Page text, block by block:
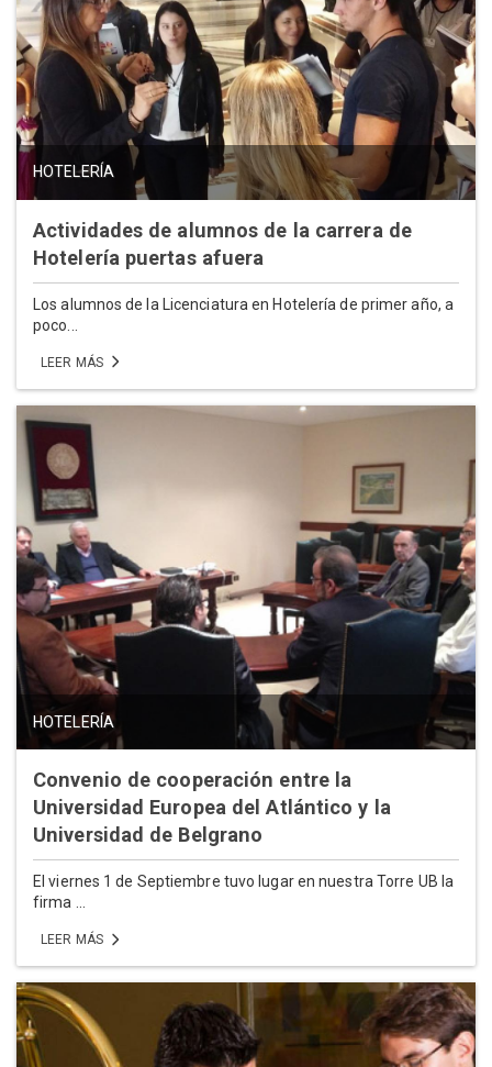
HOTELERÍA
Actividades de alumnos de la carrera de
Hotelería puertas afuera
Los alumnos de la Licenciatura en Hotelería de primer año, a
poco...
LEER MÁS
HOTELERÍA
Convenio de cooperación entre la
Universidad Europea del Atlántico y la
Universidad de Belgrano
El viernes 1 de Septiembre tuvo lugar en nuestra Torre UB la
firma ...
LEER MÁS